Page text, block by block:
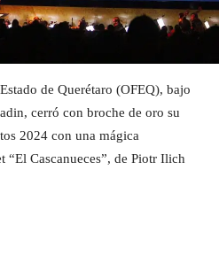
de Querétaro (OFEQ), bajo
cerró con broche de oro su
2024 con una mágica
“El Cascanueces”, de Piotr Ilich